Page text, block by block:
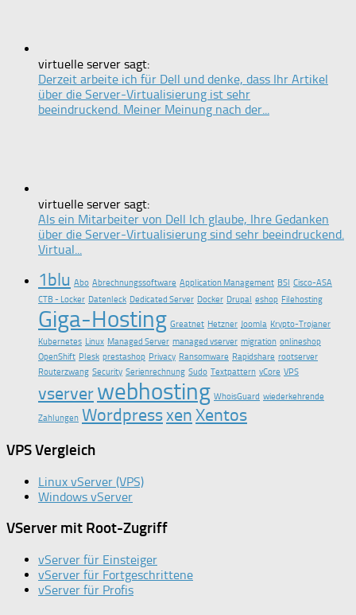
virtuelle server sagt:
Derzeit arbeite ich für Dell und denke, dass Ihr Artikel
über die Server-Virtualisierung ist sehr
beeindruckend. Meiner Meinung nach der...
virtuelle server sagt:
Als ein Mitarbeiter von Dell Ich glaube, Ihre Gedanken
über die Server-Virtualisierung sind sehr beeindruckend.
Virtual...
1blu Abo Abrechnungssoftware Application Management BSI Cisco-ASA
CTB - Locker Datenleck Dedicated Server Docker Drupal eshop Filehosting
Giga-Hosting Greatnet Hetzner Joomla Krypto-Trojaner
Kubernetes Linux Managed Server managed vserver migration onlineshop
OpenShift Plesk prestashop Privacy Ransomware Rapidshare rootserver
Routerzwang Security Serienrechnung Sudo Textpattern vCore VPS
vserverwebhosting WhoisGuard wiederkehrende
Zahlungen WordpressxenXentos
VPS Vergleich
Linux vServer (VPS)
Windows vServer
VServer mit Root-Zugriff
vServer für Einsteiger
vServer für Fortgeschrittene
vServer für Profis